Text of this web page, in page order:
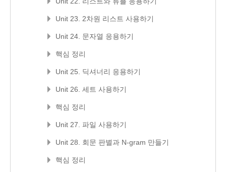
Unit 23. 2차원 리스트 사용하기
Unit 24. 문자열 응용하기
핵심 정리
Unit 25. 딕셔너리 응용하기
Unit 26. 세트 사용하기
핵심 정리
Unit 27. 파일 사용하기
Unit 28. 회문 판별과 N-gram 만들기
핵심 정리